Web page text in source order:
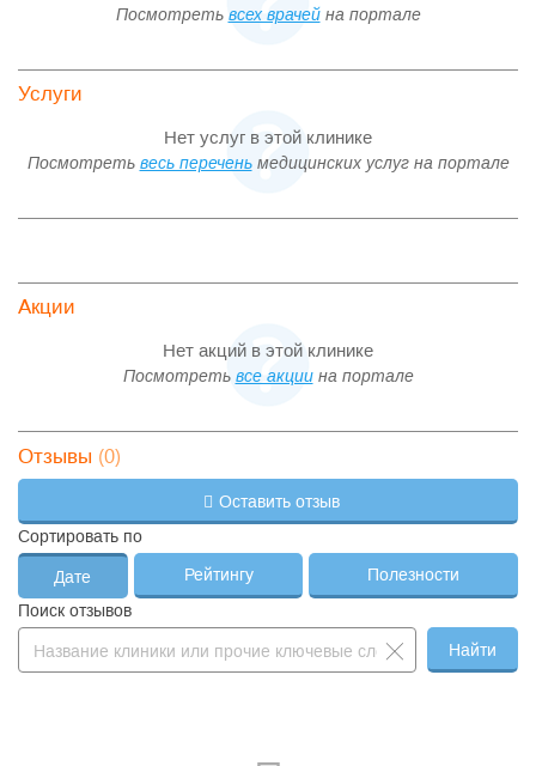
Посмотреть всех врачейна портале
Услуги
Нет услуг в этой клинике
Посмотреть весь переченьмедицинских услуг на портале
Акции
Нет акций в этой клинике
Посмотреть все акциина портале
Отзывы (0)
Оставить отзыв
Сортировать по
Дате Рейтингу
Полезности
Поиск отзывов
Найти